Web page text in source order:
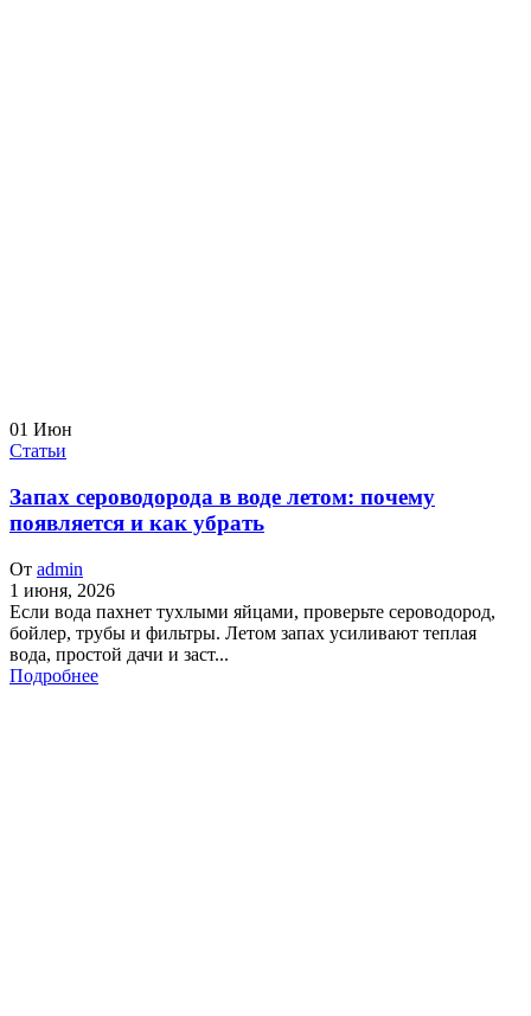
01 Июн
Статьи
Запах сероводорода в воде летом: почему
появляется и как убрать
От admin
1 июня, 2026
Если вода пахнет тухлыми яйцами, проверьте сероводород,
бойлер, трубы и фильтры. Летом запах усиливают теплая
вода, простой дачи и заст...
Подробнее